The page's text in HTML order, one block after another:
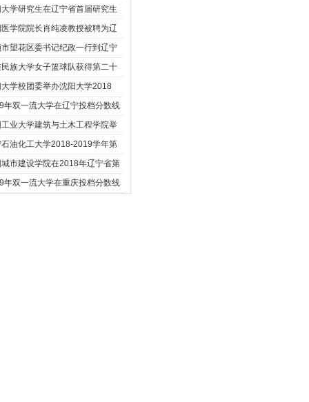
学研究生在辽宁省首届研究生
沙学院院长肖纯凌教授被聘为辽
望花区委书记纪政一行到辽宁
族大学女子篮球队获得第二十
学校团委举办沈阳大学2018
马
年双一流大学在辽宁投档分数线
业大学建筑与土木工程学院举
油化工大学2018-2019学年第
新
市建设学院在2018年辽宁省第
年双一流大学在重庆投档分数线